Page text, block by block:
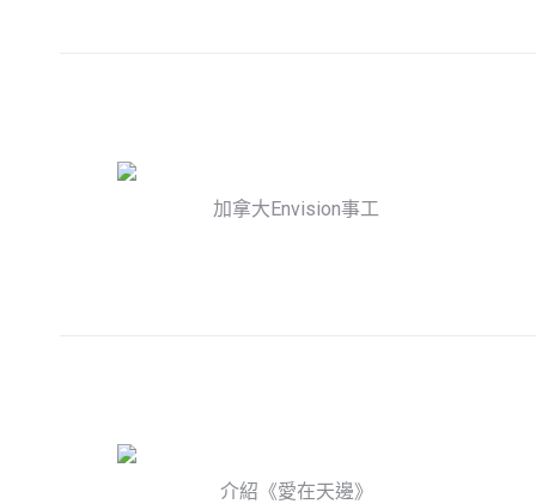
加拿大Envision事工
介紹《愛在天邊》